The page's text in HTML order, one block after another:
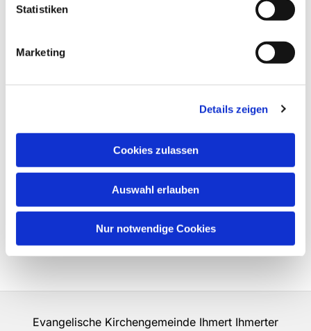
Statistiken
Marketing
Details zeigen
Cookies zulassen
Auswahl erlauben
Nur notwendige Cookies
Evangelische Kirchengemeinde Ihmert Ihmerter